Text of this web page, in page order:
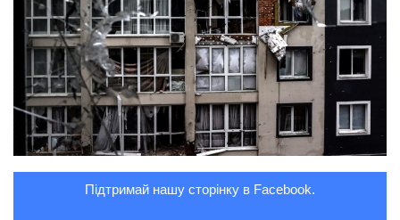
Підтримай нашу сторінку в Facebook.